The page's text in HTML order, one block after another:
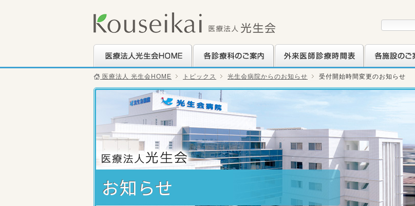
医療法人光生会HOME 各診療科のご案内 外来医師診療時間表 各施設のご案内
医療法人 光生会HOME トピックス 光生会病院からのお知らせ 受付開始時間変更のお知らせ
お知らせ